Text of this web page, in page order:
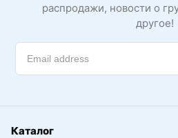
распродажи, новости о
другое!
Каталог